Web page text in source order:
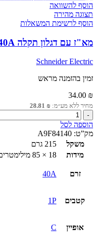
הוסף להשוואה
תצוגה מהירה
הוסף לרשימת המשאלות
מא"ז עם דגלון תקלה 1P iC60H 40A
Schneider Electric
זמין בהזמנה מראש
34.00 ₪
מחיר ללא מע״מ: 28.81 ₪
כמות
של
מא"ז
עם
דגלון
תקלה
iC60H
הוספה לסל
מק”ט: A9F84140
משקל
215 גרם
מידות
18 × 85 מילימטרים
זרם 40A
קטבים 1P
אופיין C